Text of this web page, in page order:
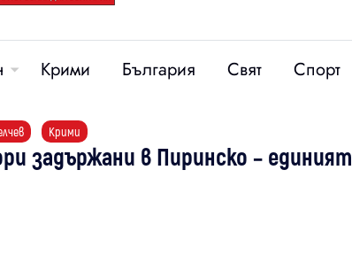
Крими България Свят Спорт
Крими
задържани в Пиринско –